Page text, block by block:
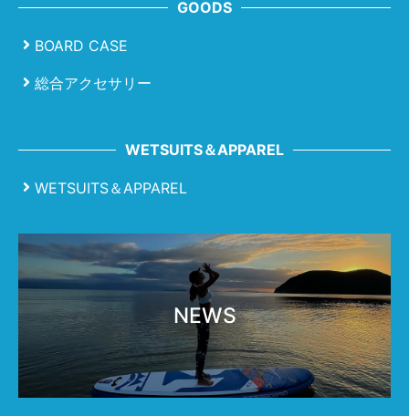
GOODS
BOARD CASE
総合アクセサリー
WETSUITS＆APPAREL
WETSUITS＆APPAREL
NEWS